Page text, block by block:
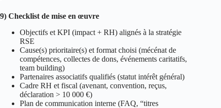
9) Checklist de mise en œuvre
Objectifs et KPI (impact + RH) alignés à la stratégie
RSE
Cause(s) prioritaire(s) et format choisi (mécénat de
compétences, collectes de dons, événements caritatifs,
team building)
Partenaires associatifs qualifiés (statut intérêt général)
Cadre RH et fiscal (avenant, convention, reçus,
déclaration > 10 000 €)
Plan de communication interne (FAQ, “titres